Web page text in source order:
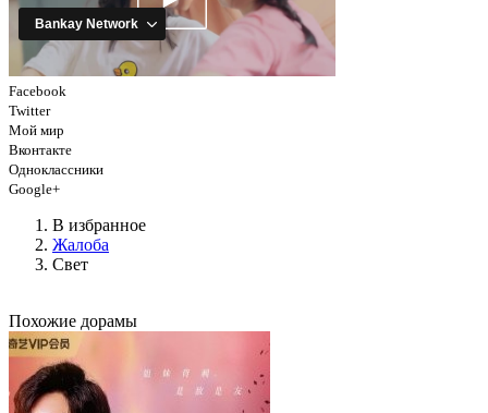
Facebook
Twitter
Мой мир
Вконтакте
Одноклассники
Google+
В избранное
Жалоба
Свет
Похожие дорамы